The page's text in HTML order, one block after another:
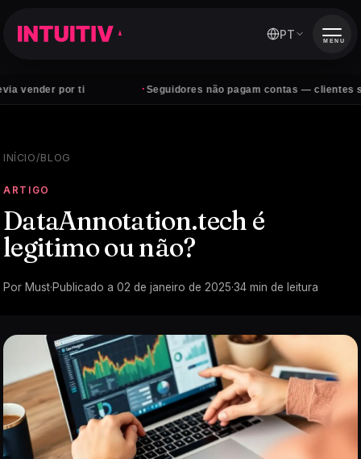
ti ·Seguidores não pagam contas — clientes sim
PT MENU
INÍCIO/BLOG
ARTIGO
DataAnnotation.tech é
legitimo ou não?
Por Must·Publicado a 02 de janeiro de 2025·34 min de leitura